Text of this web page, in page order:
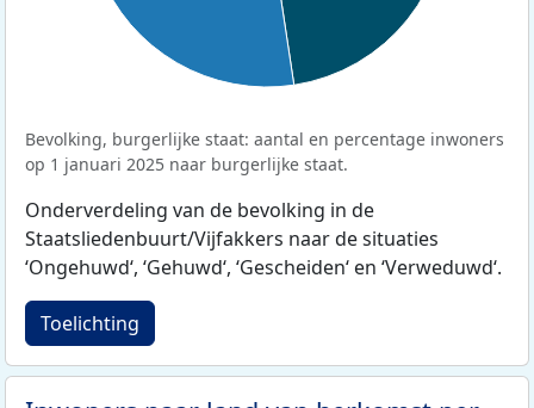
Bevolking, burgerlijke staat: aantal en percentage inwoners
op 1 januari 2025 naar burgerlijke staat.
Onderverdeling van de bevolking in de
Staatsliedenbuurt/Vijfakkers naar de situaties
‘Ongehuwd‘, ‘Gehuwd‘, ‘Gescheiden‘ en ‘Verweduwd‘.
Toelichting